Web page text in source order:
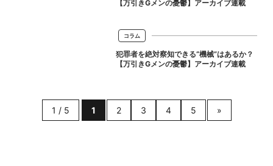
【万引きGメンの憂鬱】アーカイブ連載
コラム
犯罪者を絶対察知できる“機械”はあるか？
【万引きGメンの憂鬱】アーカイブ連載
1 / 5 1 2 3 4 5 »